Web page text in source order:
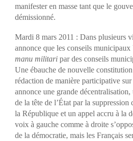
manifester en masse tant que le
démissionné.
Mardi 8 mars 2011 : Dans plusieurs
annonce que les conseils
manu militari par des conseils
Une ébauche de nouvelle
rédaction de manière participative
annonce une grande
de la tête de l’État par la suppression
la République et un appel accru à la
voix à gauche comme à droite
de la démocratie, mais les Français